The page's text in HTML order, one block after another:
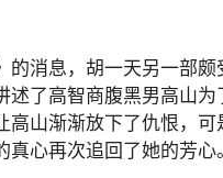
的消息，胡一天另一部
述了高智商腹黑男高山
高山渐渐放下了仇恨，
心再次追回了她的芳心。